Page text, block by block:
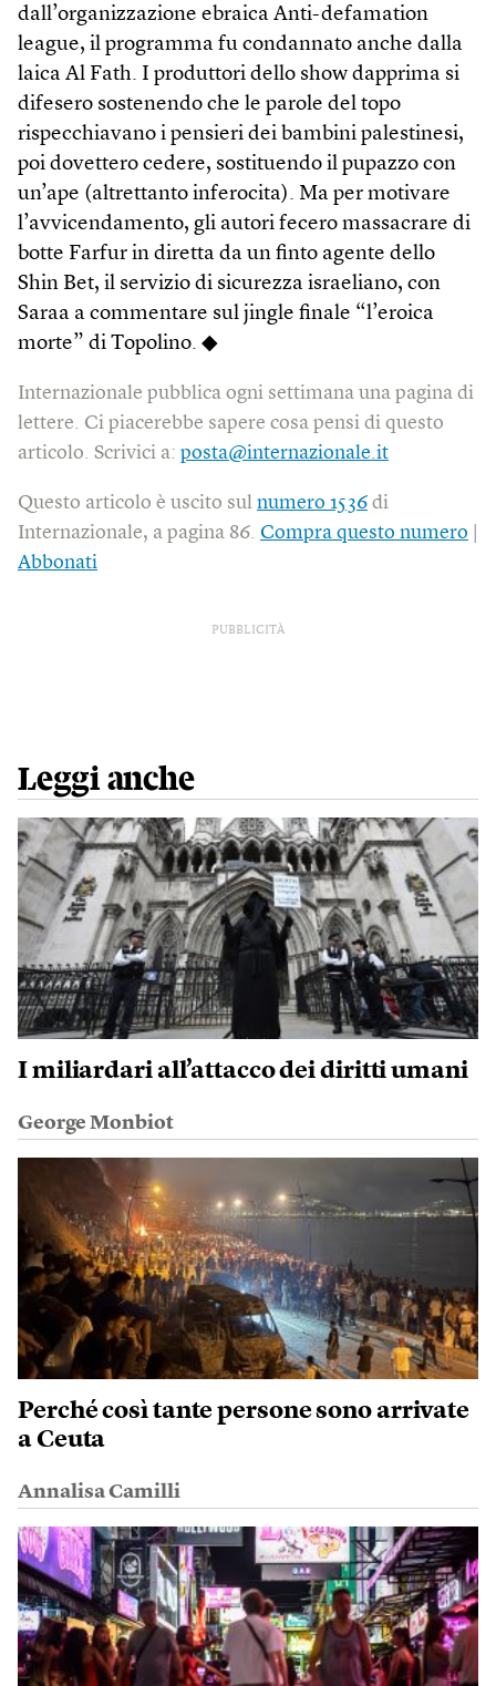
dall’organizzazione ebraica Anti-defamation
league, il programma fu condannato anche dalla
laica Al Fath. I produttori dello show dapprima si
difesero sostenendo che le parole del topo
rispecchiavano i pensieri dei bambini palestinesi,
poi dovettero cedere, sostituendo il pupazzo con
un’ape (altrettanto inferocita). Ma per motivare
l’avvicendamento, gli autori fecero massacrare di
botte Farfur in diretta da un finto agente dello
Shin Bet, il servizio di sicurezza israeliano, con
Saraa a commentare sul jingle finale “l’eroica
morte” di Topolino. ◆
Internazionale pubblica ogni settimana una pagina di
lettere. Ci piacerebbe sapere cosa pensi di questo
articolo. Scrivici a: posta@internazionale.it
Questo articolo è uscito sul numero 1536 di
Internazionale, a pagina 86. Compra questo numero
Abbonati
PUBBLICITÀ
Leggi anche
I miliardari all’attacco dei diritti umani
George Monbiot
Perché così tante persone sono arrivate
a Ceuta
Annalisa Camilli